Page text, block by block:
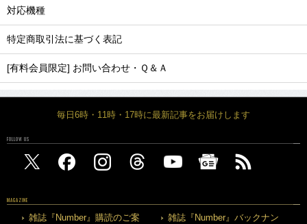
対応機種
特定商取引法に基づく表記
[有料会員限定] お問い合わせ・Ｑ＆Ａ
毎日6時・11時・17時に最新記事をお届けします
FOLLOW US
MAGAZINE
雑誌『Number』購読のご案
雑誌『Number』バックナン